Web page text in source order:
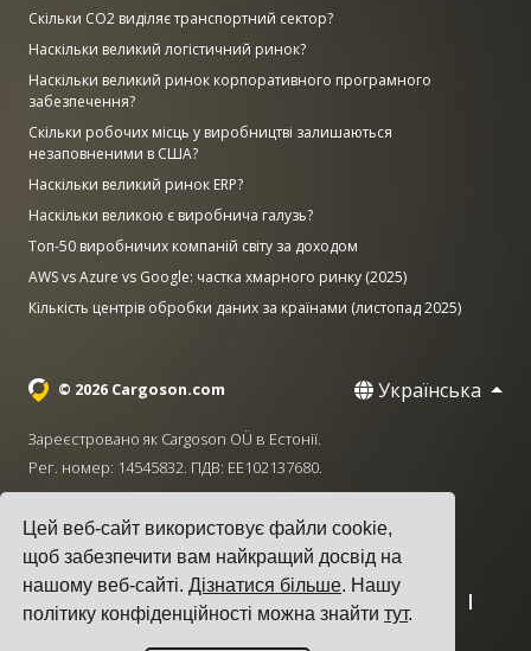
Цей веб-сайт використовує файли cookie,
щоб забезпечити вам найкращий досвід на
нашому веб-сайті.Дізнатися більше. Нашу
політику конфіденційності можна знайтитут.
Скільки CO2 виділяє транспортний сектор?
Наскільки великий логістичний ринок?
Наскільки великий ринок корпоративного програмного
забезпечення?
Скільки робочих місць у виробництві залишаються
незаповненими в США?
Наскільки великий ринок ERP?
Наскільки великою є виробнича галузь?
Топ-50 виробничих компаній світу за доходом
AWS vs Azure vs Google: частка хмарного ринку (2025)
Кількість центрів обробки даних за країнами (листопад 2025)
© 2026 Cargoson.com Українська
Зареєстровано як Cargoson OÜ в Естонії.
Рег. номер: 14545832. ПДВ: EE102137680.
+372 5555 0028 · hello@cargoson.com
Умови надання послуг|Політика конфіденційності |
Політика використання файлів cookie